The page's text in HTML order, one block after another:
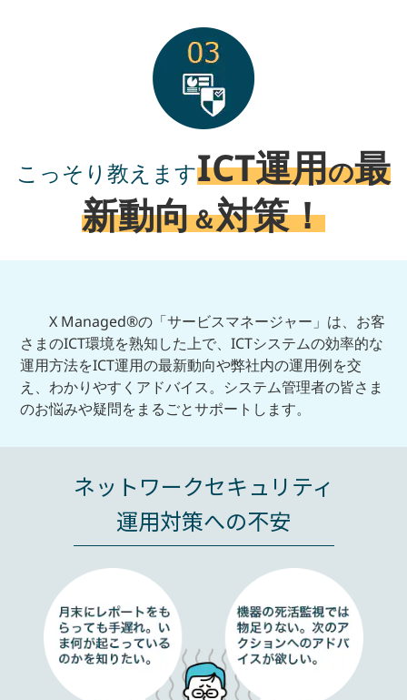
こっそり教えますICT運用の最
新動向＆対策！
X Managed®の「サービスマネージャー」は、お客
さまのICT環境を熟知した上で、ICTシステムの効率的な
運用方法をICT運用の最新動向や弊社内の運用例を交
え、わかりやすくアドバイス。システム管理者の皆さま
のお悩みや疑問をまるごとサポートします。
ネットワークセキュリティ
運用対策への不安